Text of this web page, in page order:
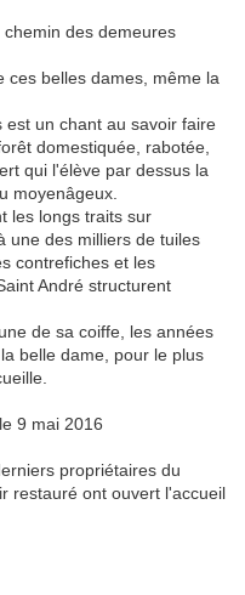
des demeures
ces belles dames, même la
un chant au savoir faire
domestiquée, rabotée,
qui l'élève par dessus la
moyenâgeux.
les longs traits sur
une des milliers de tuiles
contrefiches et les
André structurent
de sa coiffe, les années
belle dame, pour le plus
9 mai 2016
propriétaires du
restauré ont ouvert l'accueil